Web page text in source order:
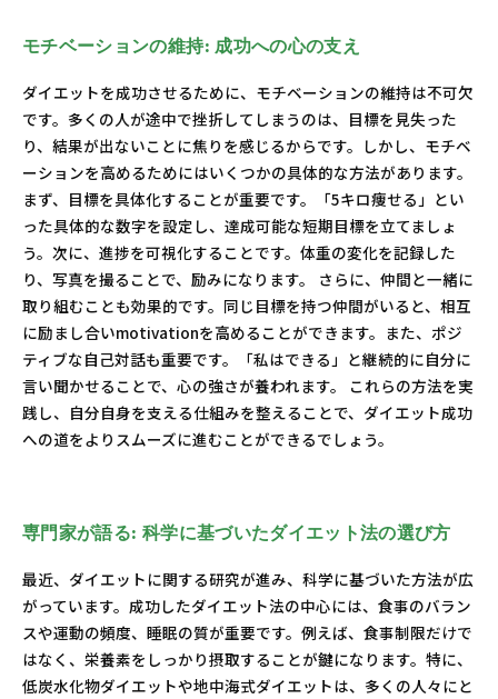
モチベーションの維持: 成功への心の支え
ダイエットを成功させるために、モチベーションの維持は不可欠
です。多くの人が途中で挫折してしまうのは、目標を見失った
り、結果が出ないことに焦りを感じるからです。しかし、モチベ
ーションを高めるためにはいくつかの具体的な方法があります。
まず、目標を具体化することが重要です。「5キロ痩せる」とい
った具体的な数字を設定し、達成可能な短期目標を立てましょ
う。次に、進捗を可視化することです。体重の変化を記録した
り、写真を撮ることで、励みになります。 さらに、仲間と一緒に
取り組むことも効果的です。同じ目標を持つ仲間がいると、相互
に励まし合いmotivationを高めることができます。また、ポジ
ティブな自己対話も重要です。「私はできる」と継続的に自分に
言い聞かせることで、心の強さが養われます。 これらの方法を実
践し、自分自身を支える仕組みを整えることで、ダイエット成功
への道をよりスムーズに進むことができるでしょう。
専門家が語る: 科学に基づいたダイエット法の選び方
最近、ダイエットに関する研究が進み、科学に基づいた方法が広
がっています。成功したダイエット法の中心には、食事のバラン
スや運動の頻度、睡眠の質が重要です。例えば、食事制限だけで
はなく、栄養素をしっかり摂取することが鍵になります。特に、
低炭水化物ダイエットや地中海式ダイエットは、多くの人々にと